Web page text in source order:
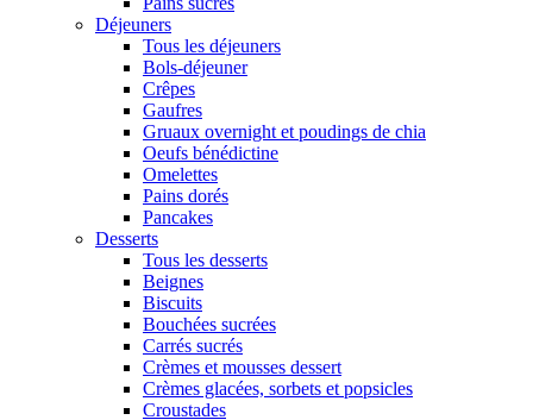
Déjeuners
Tous les déjeuners
Bols-déjeuner
Crêpes
Gaufres
Gruaux overnight et poudings de chia
Oeufs bénédictine
Omelettes
Pains dorés
Pancakes
Desserts
Tous les desserts
Beignes
Biscuits
Bouchées sucrées
Carrés sucrés
Crèmes et mousses dessert
Crèmes glacées, sorbets et popsicles
Croustades